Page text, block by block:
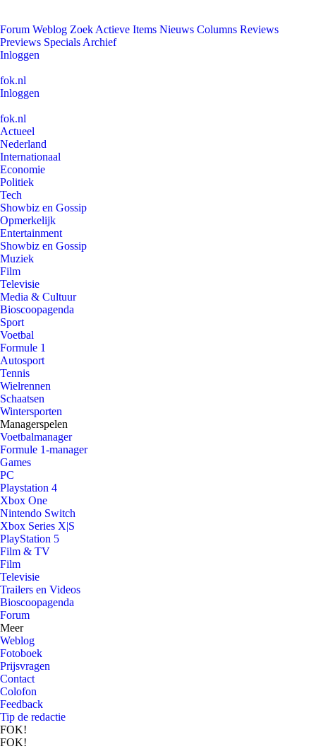
Forum Weblog Zoek Actieve Items Nieuws Columns Reviews
Previews Specials Archief
Inloggen
fok.nl
Inloggen
fok.nl
Actueel
Nederland
Internationaal
Economie
Politiek
Tech
Showbiz en Gossip
Opmerkelijk
Entertainment
Showbiz en Gossip
Muziek
Film
Televisie
Media & Cultuur
Bioscoopagenda
Sport
Voetbal
Formule 1
Autosport
Tennis
Wielrennen
Schaatsen
Wintersporten
Managerspelen
Voetbalmanager
Formule 1-manager
Games
PC
Playstation 4
Xbox One
Nintendo Switch
Xbox Series X|S
PlayStation 5
Film & TV
Film
Televisie
Trailers en Videos
Bioscoopagenda
Forum
Meer
Weblog
Fotoboek
Prijsvragen
Contact
Colofon
Feedback
Tip de redactie
FOK!
FOK!